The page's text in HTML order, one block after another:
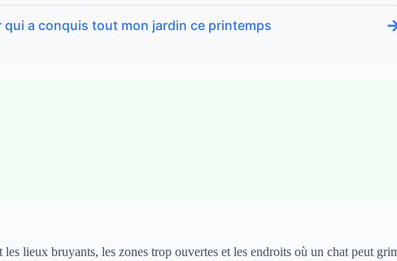
a conquis tout mon jardin ce printemps
lieux bruyants, les zones trop ouvertes et les endroits où un chat peut